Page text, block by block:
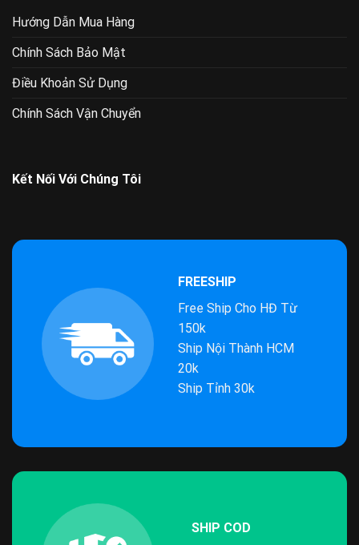
Hướng Dẫn Mua Hàng
Chính Sách Bảo Mật
Điều Khoản Sử Dụng
Chính Sách Vận Chuyển
Kết Nối Với Chúng Tôi
FREESHIP
Free Ship Cho HĐ Từ
150k
Ship Nội Thành HCM
20k
Ship Tỉnh 30k
SHIP COD